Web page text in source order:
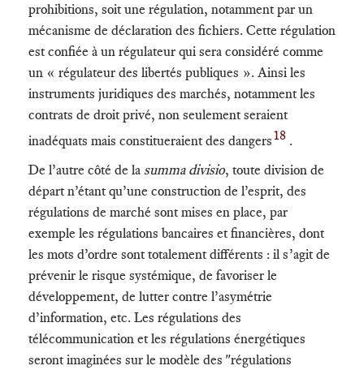
prohibitions, soit une régulation, notamment par un
mécanisme de déclaration des fichiers. Cette régulation
est confiée à un régulateur qui sera considéré comme
un « régulateur des libertés publiques ». Ainsi les
instruments juridiques des marchés, notamment les
contrats de droit privé, non seulement seraient
inadéquats mais constitueraient des dangers18 .
De l’autre côté de la summa divisio, toute division de
départ n’étant qu’une construction de l’esprit, des
régulations de marché sont mises en place, par
exemple les régulations bancaires et financières, dont
les mots d’ordre sont totalement différents : il s’agit de
prévenir le risque systémique, de favoriser le
développement, de lutter contre l’asymétrie
d’information, etc. Les régulations des
télécommunication et les régulations énergétiques
seront imaginées sur le modèle des "régulations